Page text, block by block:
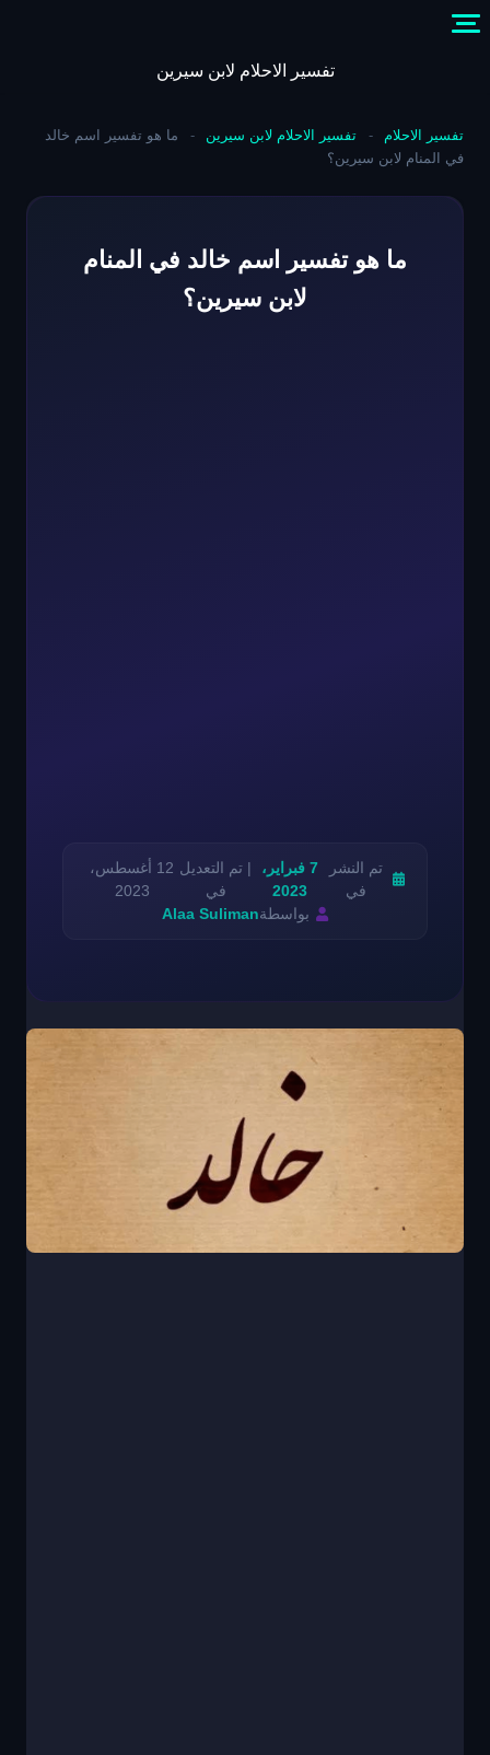
content
تفسير الاحلام لابن سيرين
تفسير الاحلام - تفسير الاحلام لابن سيرين -
ما هو تفسير اسم خالد
في المنام لابن سيرين؟
ما هو تفسير اسم خالد في المنام
لابن سيرين؟
تم النشر
في
7 فبراير،
2023
| تم التعديل
في
12 أغسطس،
2023
بواسطةAlaa Suliman